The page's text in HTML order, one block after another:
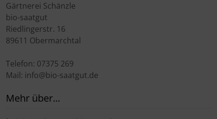
Gärtnerei Schänzle
bio-saatgut
Riedlingerstr. 16
89611 Obermarchtal
Telefon: 07375 269
Mail: info@bio-saatgut.de
Mehr über...